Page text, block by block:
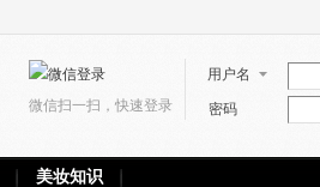
用户名
密码
微信扫一扫，快速登录
美妆知识